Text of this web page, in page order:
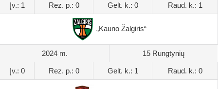
Įv.: 1 Rez. p.: 0 Gelt. k.: 0 Raud. k.: 1
„Kauno Žalgiris“
2024 m. 15 Rungtynių
Įv.: 0 Rez. p.: 0 Gelt. k.: 1 Raud. k.: 0